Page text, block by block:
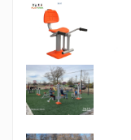
MultiPlay
ROBINIA
WOOD (для